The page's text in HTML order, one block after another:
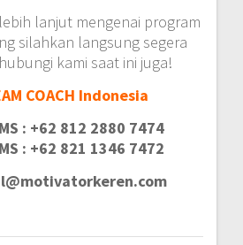
lanjut mengenai program
silahkan langsung segera
kami saat ini juga!
COACH Indonesia
: +62 812 2880 7474
: +62 821 1346 7472